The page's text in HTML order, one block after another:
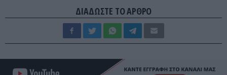
ΔΙΑΔΩΣΤΕ ΤΟ ΑΡΘΡΟ